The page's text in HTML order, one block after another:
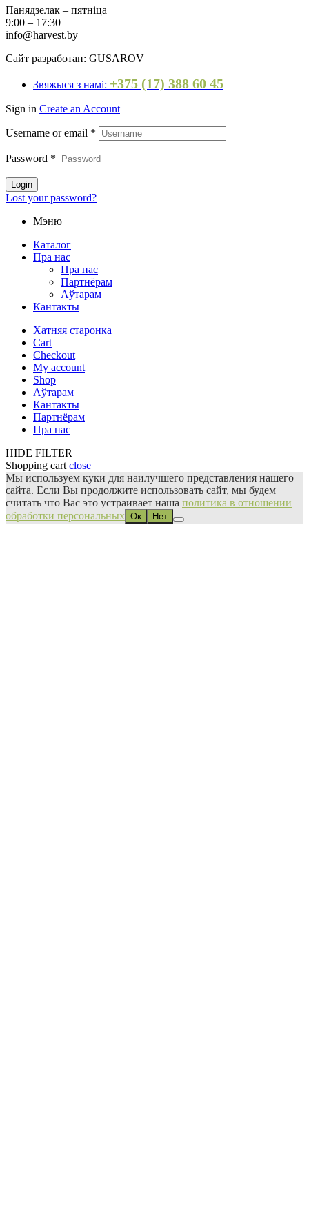
Панядзелак – пятніца
9:00 – 17:30
info@harvest.by
Сайт разработан: GUSAROV
Звяжыся з намі: +375 (17) 388 60 45
Sign in Create an Account
Username or email *
Password *
Login
Lost your password?
Мэню
Каталог
Пра нас
Пра нас
Партнёрам
Аўтарам
Кантакты
Хатняя старонка
Cart
Checkout
My account
Shop
Аўтарам
Кантакты
Партнёрам
Пра нас
HIDE FILTER
Shopping cart close
Мы используем куки для наилучшего представления нашего
сайта. Если Вы продолжите использовать сайт, мы будем
считать что Вас это устраивает наша политика в отношении
обработки персональных Ок Нет